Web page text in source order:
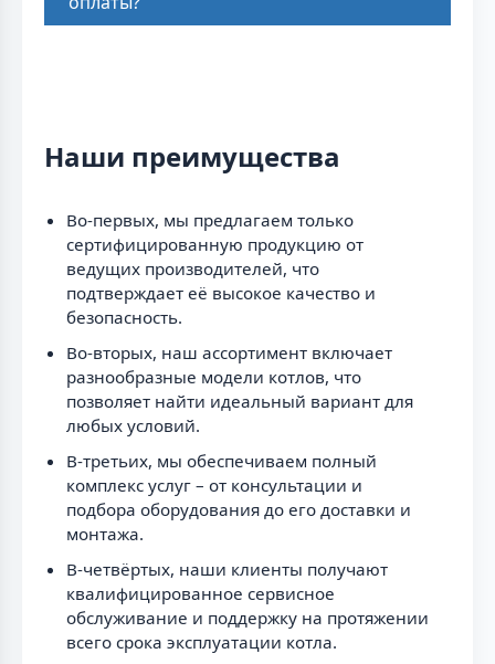
Наши преимущества
Во-первых, мы предлагаем только
сертифицированную продукцию от
ведущих производителей, что
подтверждает её высокое качество и
безопасность.
Во-вторых, наш ассортимент включает
разнообразные модели котлов, что
позволяет найти идеальный вариант для
любых условий.
В-третьих, мы обеспечиваем полный
комплекс услуг – от консультации и
подбора оборудования до его доставки и
монтажа.
В-четвёртых, наши клиенты получают
квалифицированное сервисное
обслуживание и поддержку на протяжении
всего срока эксплуатации котла.